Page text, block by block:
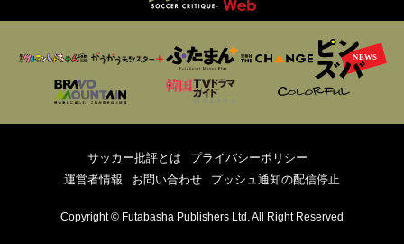
サッカー批評とは
プライバシーポリシー
運営者情報
お問い合わせ プッシュ通知の配信停止
Copyright © Futabasha Publishers Ltd. All Right Reserved